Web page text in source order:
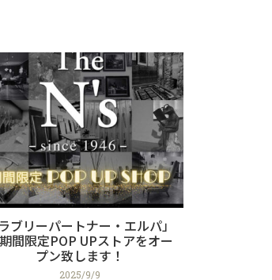
ラブリーパートナー・エルパ」
間限定POP UPストアをオー
プン致します！
2025/9/9